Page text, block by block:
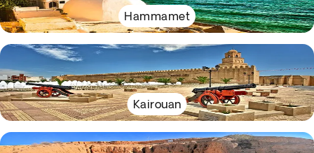
Hammamet
Kairouan